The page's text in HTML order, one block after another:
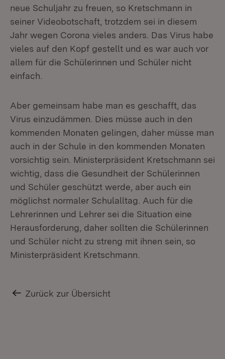
neue Schuljahr zu freuen, so Kretschmann in
seiner Videobotschaft, trotzdem sei in diesem
Jahr wegen Corona vieles anders. Das Virus habe
vieles auf den Kopf gestellt und es war auch vor
allem für die Schülerinnen und Schüler nicht
einfach.
Aber gemeinsam habe man es geschafft, das
Virus einzudämmen. Dies müsse auch in den
kommenden Monaten gelingen, daher müsse man
auch in der Schule in den kommenden Monaten
vorsichtig sein. Ministerpräsident Kretschmann sei
wichtig, dass die Gesundheit der Schülerinnen
und Schüler geschützt werde, aber auch ein
möglichst normaler Schulalltag. Auch für die
Lehrerinnen und Lehrer sei die Situation eine
Herausforderung, daher sollten die Schülerinnen
und Schüler nicht zu streng mit ihnen sein, so
Ministerpräsident Kretschmann.
Zurück zur Übersicht